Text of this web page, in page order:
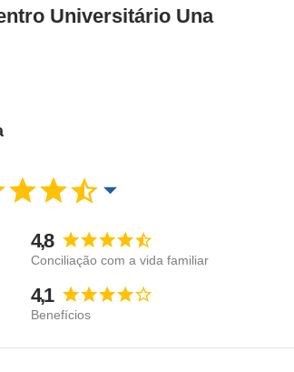
Universitário Una
4,8
Conciliação com a vida familiar
4,1
Benefícios